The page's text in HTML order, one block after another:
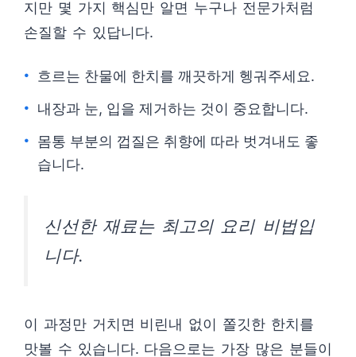
지만 몇 가지 핵심만 알면 누구나 전문가처럼
손질할 수 있답니다.
흐르는 찬물에 한치를 깨끗하게 헹궈주세요.
내장과 눈, 입을 제거하는 것이 중요합니다.
몸통 부분의 껍질은 취향에 따라 벗겨내도 좋
습니다.
신선한 재료는 최고의 요리 비법입
니다.
이 과정만 거치면 비린내 없이 쫄깃한 한치를
맛볼 수 있습니다. 다음으로는 가장 많은 분들이